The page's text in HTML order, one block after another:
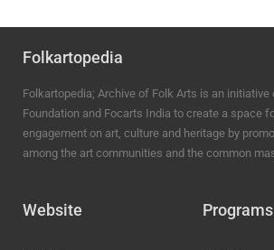
Folkartopedia
Folkartopedia; Archive of Folk Arts is an initiative
Foundation and Focarts India to create a space
engagement on art, culture and heritage by
among the art communities and the common
Website Programs